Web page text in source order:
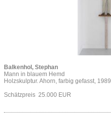
Balkenhol, Stephan
Mann in blauem Hemd
Holzskulptur. Ahorn, farbig gefasst, 1989
Schätzpreis 25.000 EUR